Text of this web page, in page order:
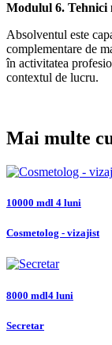
Modulul 6. Tehnici
Absolventul este
complementare de
în activitatea
contextul de lucru.
Mai multe
10000 mdl 4 luni
Cosmetolog - vizajist
8000 mdl4 luni
Secretar